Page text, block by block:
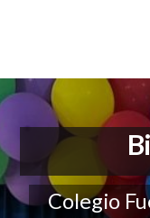
Colegio